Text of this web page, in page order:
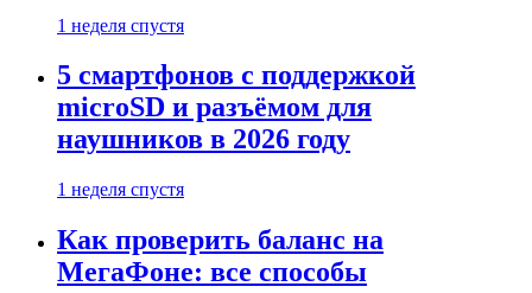
1 неделя спустя
5 смартфонов с поддержкой
microSD и разъёмом для
наушников в 2026 году
1 неделя спустя
Как проверить баланс на
МегаФоне: все способы